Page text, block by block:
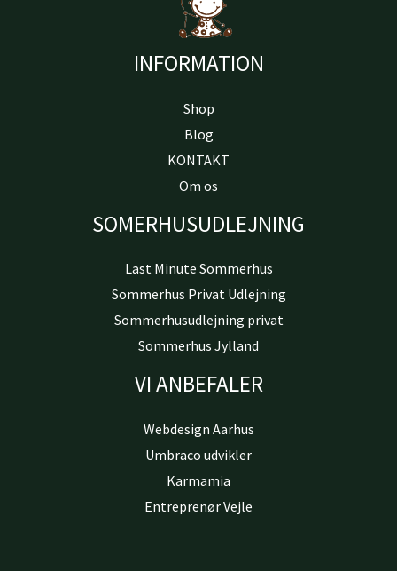
INFORMATION
Shop
Blog
KONTAKT
Om os
SOMERHUSUDLEJNING
Last Minute Sommerhus
Sommerhus Privat Udlejning
Sommerhusudlejning privat
Sommerhus Jylland
VI ANBEFALER
Webdesign Aarhus
Umbraco udvikler
Karmamia
Entreprenør Vejle